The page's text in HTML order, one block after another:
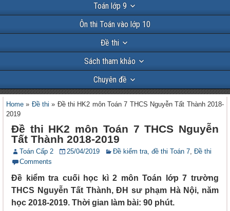
Toán lớp 9
Ôn thi Toán vào lớp 10
Đề thi
Sách tham khảo
Chuyên đề
Home » Đề thi » Đề thi HK2 môn Toán 7 THCS Nguyễn Tất Thành 2018-
2019
Đề thi HK2 môn Toán 7 THCS Nguyễn
Tất Thành 2018-2019
Toán Cấp 2 25/04/2019 Đề kiểm tra, đề thi Toán 7, Đề thi
Comments
Đề kiểm tra cuối học kì 2 môn Toán lớp 7 trường
THCS Nguyễn Tất Thành, ĐH sư phạm Hà Nội, năm
học 2018-2019. Thời gian làm bài: 90 phút.